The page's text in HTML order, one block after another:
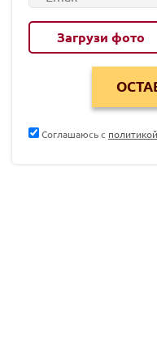
Загрузи фото
Соглашаюсь с